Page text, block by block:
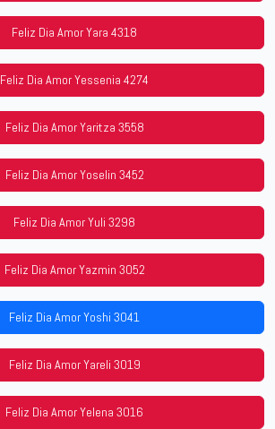
Feliz Dia Amor Yara 4318
Feliz Dia Amor Yessenia 4274
Feliz Dia Amor Yaritza 3558
Feliz Dia Amor Yoselin 3452
Feliz Dia Amor Yuli 3298
Feliz Dia Amor Yazmin 3052
Feliz Dia Amor Yoshi 3041
Feliz Dia Amor Yareli 3019
Feliz Dia Amor Yelena 3016